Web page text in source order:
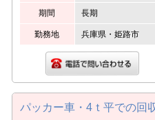
期間 長期
勤務地 兵庫県・姫路市
パッカー車・4ｔ平での回